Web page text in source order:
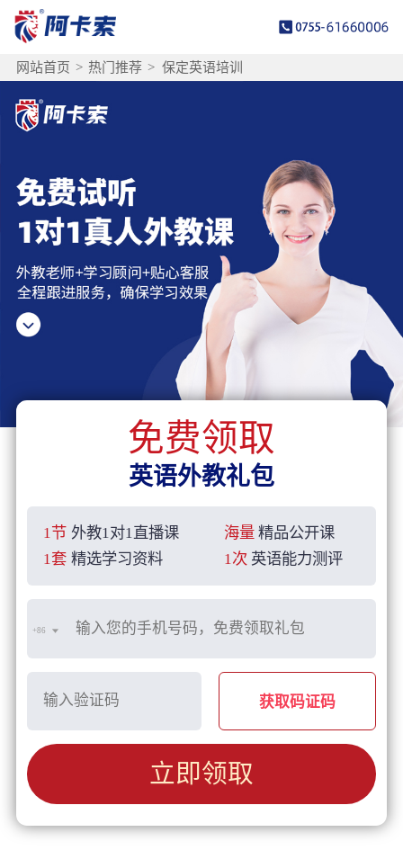
网站首页 > 热门推荐 > 保定英语培训
免费领取
英语外教礼包
1节 外教1对1直播课 海量 精品公开课
1套 精选学习资料 1次 英语能力测评
+86
获取码证码
立即领取